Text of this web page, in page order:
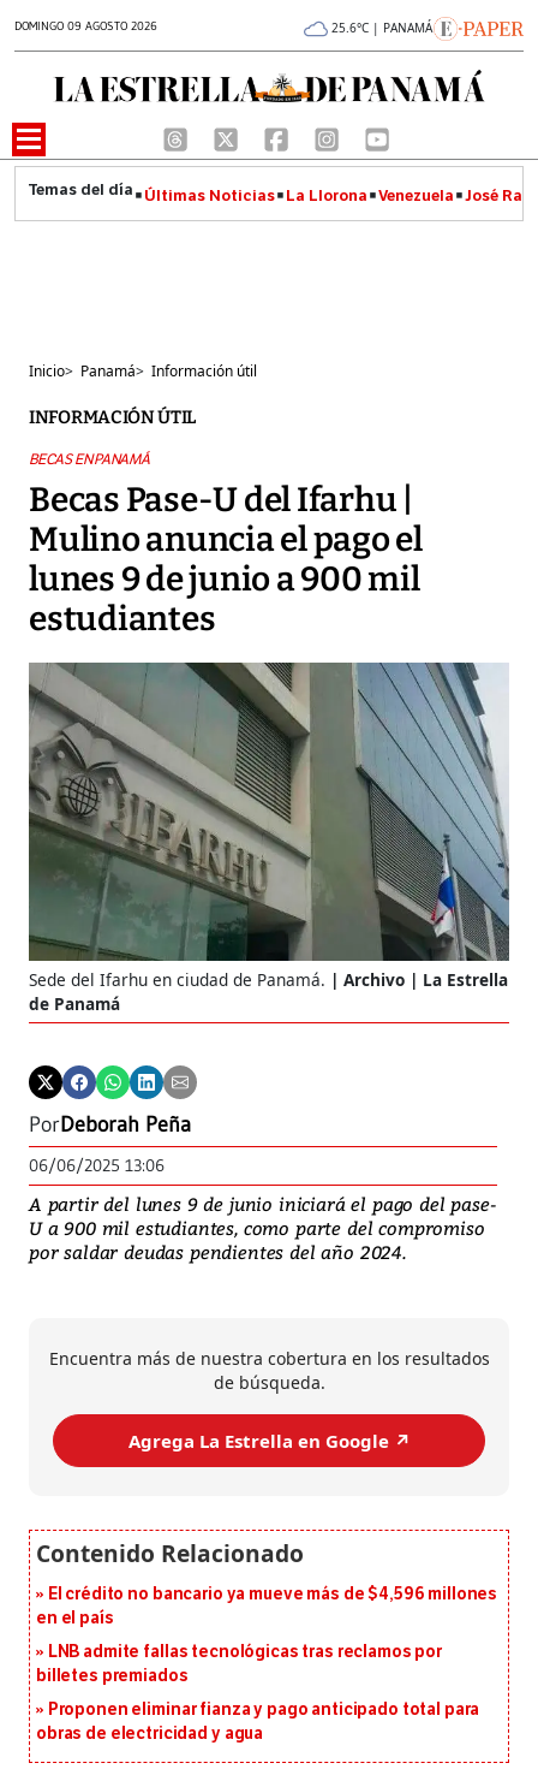
DOMINGO 09 AGOSTO 2026 25.6°C | PANAMÁ
Últimas Noticias La Llorona Venezuela José
Inicio> Panamá> Información útil
INFORMACIÓN ÚTIL
BECAS EN PANAMÁ
Becas Pase-U del Ifarhu |
Mulino anuncia el pago el
lunes 9 de junio a 900 mil
estudiantes
Sede del Ifarhu en ciudad de Panamá.
Archivo | La Estrella
de Panamá
PorDeborah Peña
06/06/2025 13:06
A partir del lunes 9 de junio iniciará el pago del pase-
U a 900 mil estudiantes, como parte del compromiso
por saldar deudas pendientes del año 2024.
Encuentra más de nuestra cobertura en los resultados
de búsqueda.
Agrega La Estrella en Google ↗️
El crédito no bancario ya mueve más de $4,596 millones
en el país
LNB admite fallas tecnológicas tras reclamos por
billetes premiados
Proponen eliminar fianza y pago anticipado total para
obras de electricidad y agua